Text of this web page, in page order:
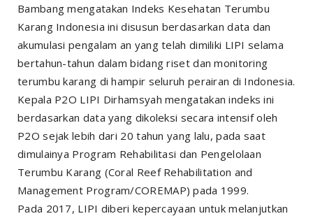
Bambang mengatakan Indeks Kesehatan Terumbu
Karang Indonesia ini disusun berdasarkan data dan
akumulasi pengalam an yang telah dimiliki LIPI selama
bertahun-tahun dalam bidang riset dan monitoring
terumbu karang di hampir seluruh perairan di Indonesia.
Kepala P2O LIPI Dirhamsyah mengatakan indeks ini
berdasarkan data yang dikoleksi secara intensif oleh
P2O sejak lebih dari 20 tahun yang lalu, pada saat
dimulainya Program Rehabilitasi dan Pengelolaan
Terumbu Karang (Coral Reef Rehabilitation and
Management Program/COREMAP) pada 1999.
Pada 2017, LIPI diberi kepercayaan untuk melanjutkan